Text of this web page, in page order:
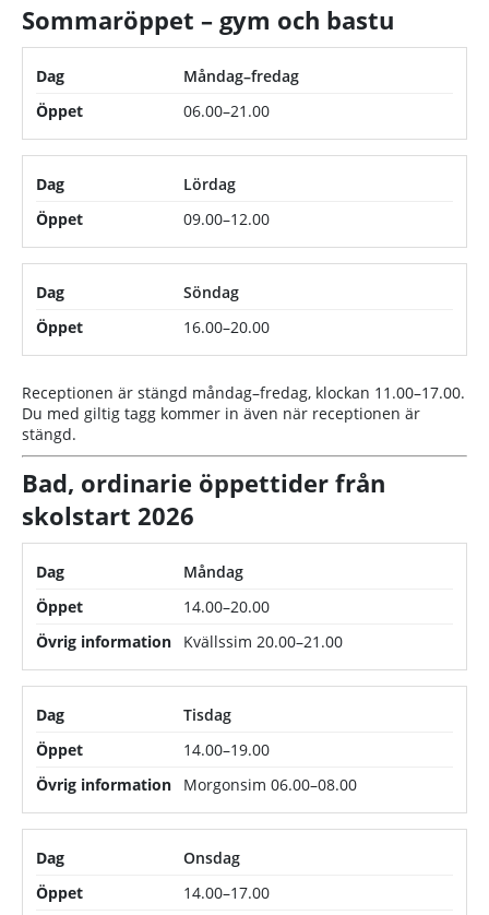
Sommaröppet – gym och bastu
Dag
Öppet
Måndag–fredag
06.00–21.00
Lördag
09.00–12.00
Söndag
16.00–20.00
Receptionen är stängd måndag–fredag, klockan 11.00–17.00.
Du med giltig tagg kommer in även när receptionen är
stängd.
Bad, ordinarie öppettider från
skolstart 2026
Dag
Öppet
Övrig information
Måndag
14.00–20.00
Kvällssim 20.00–21.00
Tisdag
14.00–19.00
Morgonsim 06.00–08.00
Onsdag
14.00–17.00